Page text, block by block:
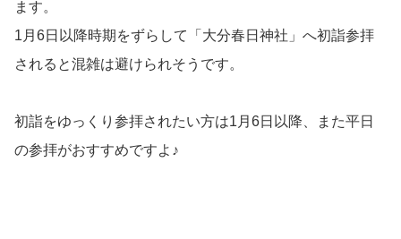
ます。
1月6日以降時期をずらして「大分春日神社」へ初詣参拝
されると混雑は避けられそうです。
初詣をゆっくり参拝されたい方は1月6日以降、また平日
の参拝がおすすめですよ♪